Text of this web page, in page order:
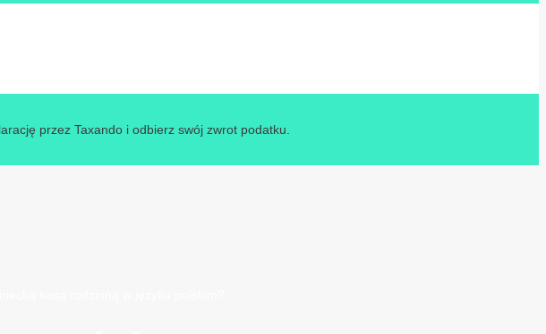
przez Taxando i odbierz swój zwrot podatku.